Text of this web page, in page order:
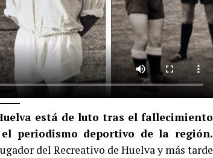
está de luto tras el fallecimiento
periodismo deportivo de la región.
del Recreativo de Huelva y más tarde